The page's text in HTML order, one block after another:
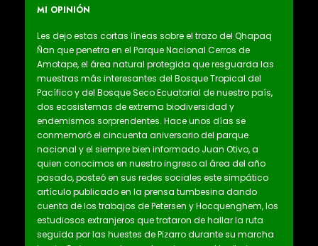
MI OPINIÓN
Les dejo estas cortas líneas sobre el trazo del Qhapaq
Ñan que penetra en el Parque Nacional Cerros de
Amotape, el área natural protegida que resguarda las
muestras más interesantes del Bosque Tropical del
Pacífico y del Bosque Seco Ecuatorial de nuestro país,
dos ecosistemas de extrema biodiversidad y
endemismos sorprendentes. Hace unos días se
conmemoró el cincuenta aniversario del parque
nacional y el siempre bien informado Juan Otivo, a
quien conocimos en nuestro ingreso al área del año
pasado, posteó en sus redes sociales este simpático
artículo publicado en la prensa tumbesina dando
cuenta de los trabajos de Petersen y Hocquenghem, los
estudiosos extranjeros que trataron de hallar la ruta
seguida por las huestes de Pizarro durante su marcha